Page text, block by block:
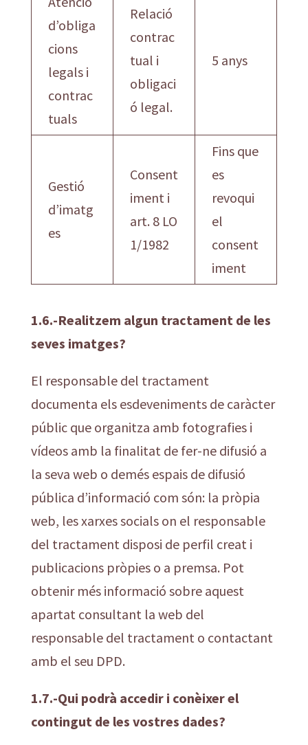
d’obliga
cions
legals i
contrac
tuals
Relació
contrac
tual i
obligaci
ó legal.
5 anys
Gestió
d’imatg
es
Consent
iment i
art. 8 LO
1/1982
Fins que
es
revoqui
el
consent
iment
1.6.-Realitzem algun tractament de les
seves imatges?
El responsable del tractament
documenta els esdeveniments de caràcter
públic que organitza amb fotografies i
vídeos amb la finalitat de fer-ne difusió a
la seva web o demés espais de difusió
pública d’informació com són: la pròpia
web, les xarxes socials on el responsable
del tractament disposi de perfil creat i
publicacions pròpies o a premsa. Pot
obtenir més informació sobre aquest
apartat consultant la web del
responsable del tractament o contactant
amb el seu DPD.
1.7.-Qui podrà accedir i conèixer el
contingut de les vostres dades?